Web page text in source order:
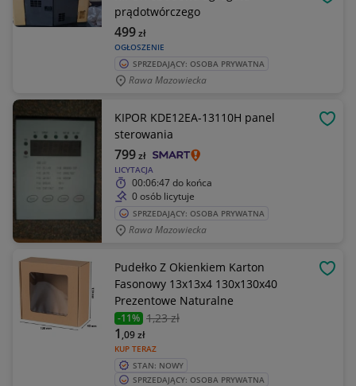
prądotwórczego
OGŁOSZENIE
499zł
SPRZEDAJĄCY: OSOBA PRYWATNA
Rawa Mazowiecka
KIPOR KDE12EA-13110H panel
sterowania
LICYTACJA
799zł
00:06:47do końca
0 osób licytuje
SPRZEDAJĄCY: OSOBA PRYWATNA
Rawa Mazowiecka
Pudełko Z Okienkiem Karton
Fasonowy 13x13x4 130x130x40
Prezentowe Naturalne
-11% 1,23 zł
KUP TERAZ
1 ,09zł
STAN: NOWY
SPRZEDAJĄCY: OSOBA PRYWATNA